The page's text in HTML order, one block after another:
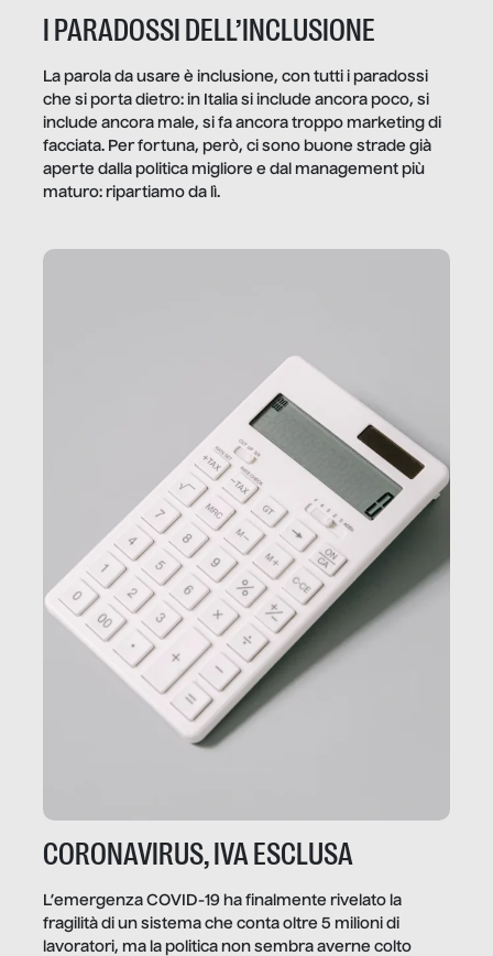
I PARADOSSI DELL’INCLUSIONE
La parola da usare è inclusione, con tutti i paradossi
che si porta dietro: in Italia si include ancora poco, si
include ancora male, si fa ancora troppo marketing di
facciata. Per fortuna, però, ci sono buone strade già
aperte dalla politica migliore e dal management più
maturo: ripartiamo da lì.
CORONAVIRUS, IVA ESCLUSA
L’emergenza COVID-19 ha finalmente rivelato la
fragilità di un sistema che conta oltre 5 milioni di
lavoratori, ma la politica non sembra averne colto